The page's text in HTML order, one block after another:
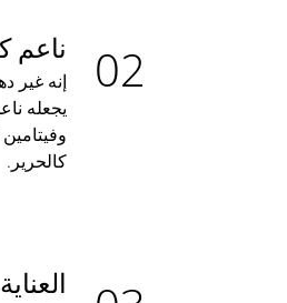
ناعم
إنه غير
يجعله
كالحرير.